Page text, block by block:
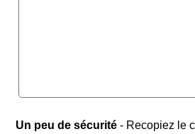
Un peu de sécurité - Recopiez le